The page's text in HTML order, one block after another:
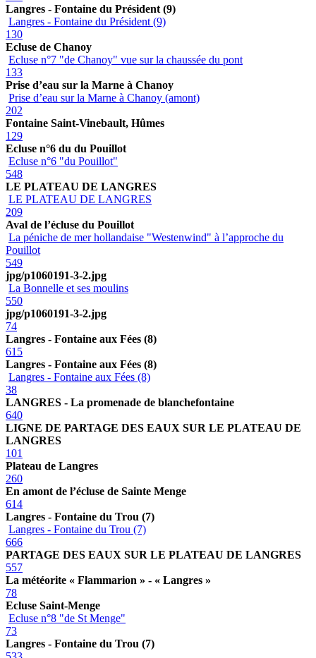
Langres - Fontaine du Président (9)
Langres - Fontaine du Président (9)
130
Ecluse de Chanoy
Ecluse n°7 "de Chanoy" vue sur la chaussée du pont
133
Prise d’eau sur la Marne à Chanoy
Prise d’eau sur la Marne à Chanoy (amont)
202
Fontaine Saint-Vinebault, Hûmes
129
Ecluse n°6 du du Pouillot
Ecluse n°6 "du Pouillot"
548
LE PLATEAU DE LANGRES
LE PLATEAU DE LANGRES
209
Aval de l’écluse du Pouillot
La péniche de mer hollandaise "Westenwind" à l’approche du
Pouillot
549
jpg/p1060191-3-2.jpg
La Bonnelle et ses moulins
550
jpg/p1060191-3-2.jpg
74
Langres - Fontaine aux Fées (8)
615
Langres - Fontaine aux Fées (8)
Langres - Fontaine aux Fées (8)
38
LANGRES - La promenade de blanchefontaine
640
LIGNE DE PARTAGE DES EAUX SUR LE PLATEAU DE
LANGRES
101
Plateau de Langres
260
En amont de l’écluse de Sainte Menge
614
Langres - Fontaine du Trou (7)
Langres - Fontaine du Trou (7)
666
PARTAGE DES EAUX SUR LE PLATEAU DE LANGRES
557
La météorite « Flammarion » - « Langres »
78
Ecluse Saint-Menge
Ecluse n°8 "de St Menge"
73
Langres - Fontaine du Trou (7)